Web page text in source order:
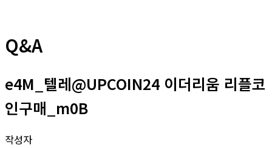
기
Q&A
e4M_텔레@UPCOIN24 이더리움 리플코
인구매_m0B
작성자